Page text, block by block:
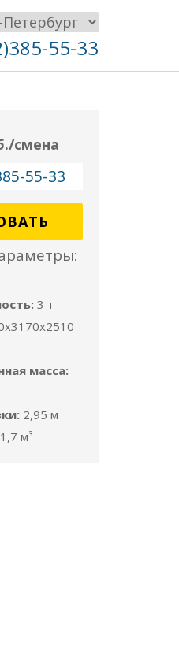
55-33
смена
55-33
3 т
масса:
2,95 м
1,7 м³